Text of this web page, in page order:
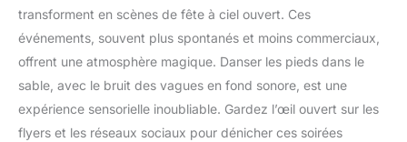
transforment en scènes de fête à ciel ouvert. Ces
événements, souvent plus spontanés et moins commerciaux,
offrent une atmosphère magique. Danser les pieds dans le
sable, avec le bruit des vagues en fond sonore, est une
expérience sensorielle inoubliable. Gardez l’œil ouvert sur les
flyers et les réseaux sociaux pour dénicher ces soirées